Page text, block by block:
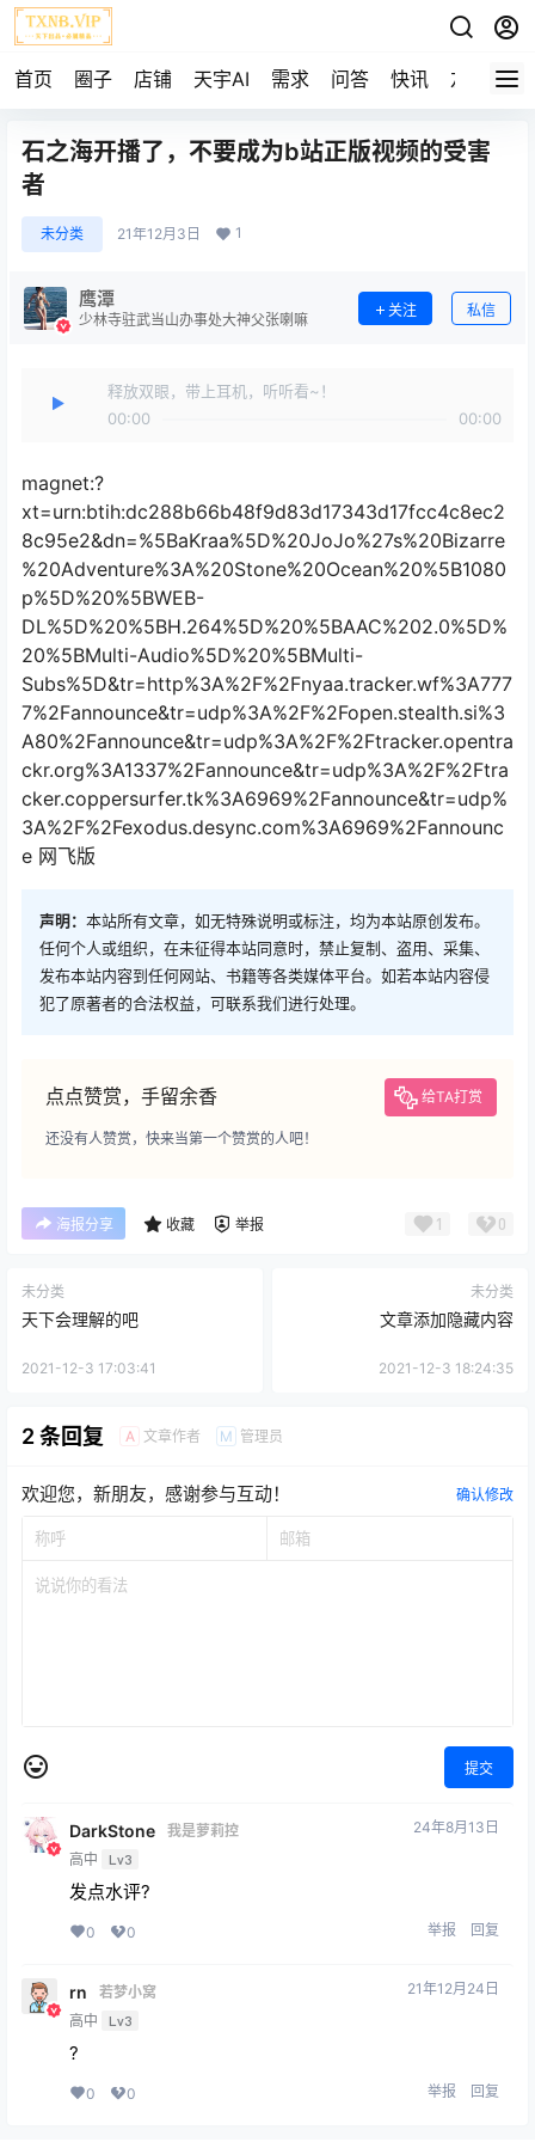
首页 圈子 店铺 天宇AI 需求 问答 快讯 友链
石之海开播了，不要成为b站正版视频的受害
者
未分类 21年12月3日 1
鹰潭
少林寺驻武当山办事处大神父张喇嘛
关注 私信
释放双眼，带上耳机，听听看~！
00:00
00:00
magnet:?
xt=urn:btih:dc288b66b48f9d83d17343d17fcc4c8ec2
8c95e2&dn=%5BaKraa%5D%20JoJo%27s%20Bizarre
%20Adventure%3A%20Stone%20Ocean%20%5B1080
p%5D%20%5BWEB-
DL%5D%20%5BH.264%5D%20%5BAAC%202.0%5D%
20%5BMulti-Audio%5D%20%5BMulti-
Subs%5D&tr=http%3A%2F%2Fnyaa.tracker.wf%3A777
7%2Fannounce&tr=udp%3A%2F%2Fopen.stealth.si%3
A80%2Fannounce&tr=udp%3A%2F%2Ftracker.opentra
ckr.org%3A1337%2Fannounce&tr=udp%3A%2F%2Ftra
cker.coppersurfer.tk%3A6969%2Fannounce&tr=udp%
3A%2F%2Fexodus.desync.com%3A6969%2Fannounc
e 网飞版
声明： 本站所有文章，如无特殊说明或标注，均为本站原创发布。
任何个人或组织，在未征得本站同意时，禁止复制、盗用、采集、
发布本站内容到任何网站、书籍等各类媒体平台。如若本站内容侵
犯了原著者的合法权益，可联系我们进行处理。
点点赞赏，手留余香 给TA打赏
还没有人赞赏，快来当第一个赞赏的人吧！
海报分享 收藏 举报 1 0
未分类
天下会理解的吧
2021-12-3 17:03:41
未分类
文章添加隐藏内容
2021-12-3 18:24:35
2 条回复 A 文章作者 M 管理员
欢迎您，新朋友，感谢参与互动！ 确认修改
提交
DarkStone
我是萝莉控
高中
Lv3
24年8月13日
发点水评?
0 0 举报 回复
rn
若梦小窝
高中
Lv3
21年12月24日
?
0 0 举报 回复